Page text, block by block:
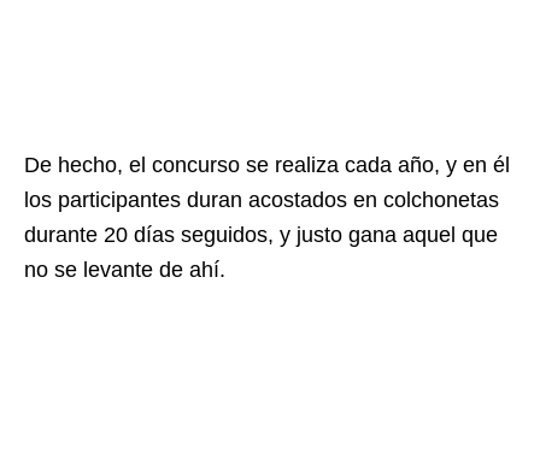
De hecho, el concurso se realiza cada año, y en él
los participantes duran acostados en colchonetas
durante 20 días seguidos, y justo gana aquel que
no se levante de ahí.